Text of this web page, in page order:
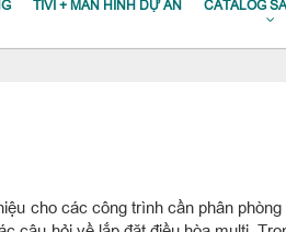
TIVI + MÀN HÌNH DỰ ÁN CATALOG
cho các công trình cần phân